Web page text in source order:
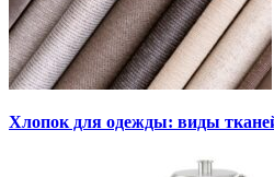
Хлопок для одежды: виды